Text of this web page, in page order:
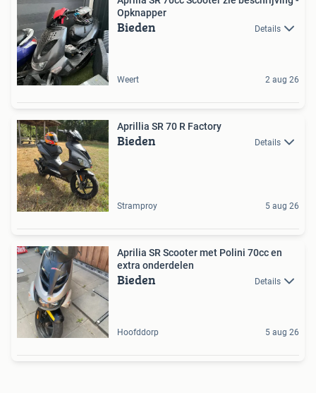
Opknapper
Bieden Details
Weert 2 aug 26
Aprillia SR 70 R Factory
Bieden Details
Stramproy 5 aug 26
Aprilia SR Scooter met Polini 70cc en
extra onderdelen
Bieden Details
Hoofddorp 5 aug 26